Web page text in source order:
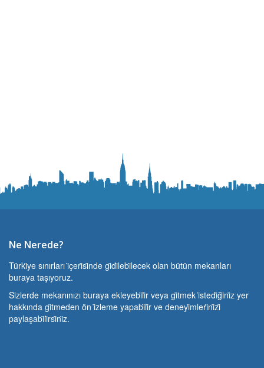
Ne Nerede?
Türki̇ye sınırları i̇çeri̇si̇nde gi̇di̇lebi̇lecek olan bütün mekanları
buraya taşıyoruz.
Si̇zlerde mekanınızı buraya ekleyebi̇li̇r veya gi̇tmek i̇stedi̇ği̇ni̇z yer
hakkında gi̇tmeden ön i̇zleme yapabi̇li̇r ve deneyi̇mleri̇ni̇zi̇
paylaşabi̇li̇rsi̇ni̇z.